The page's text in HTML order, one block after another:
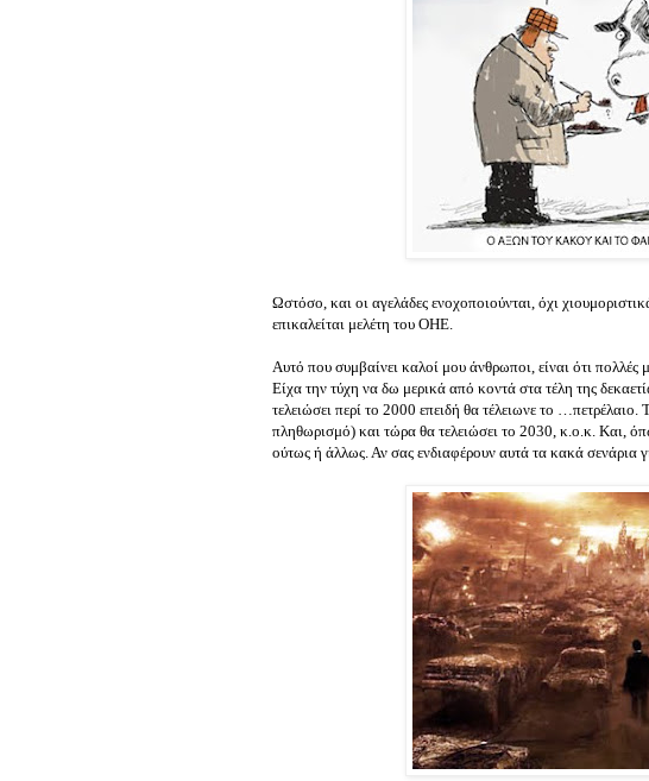
Ωστόσο, και οι αγελάδες ενοχοποιούνται, όχι
επικαλείται μελέτη του ΟΗΕ.
Αυτό που συμβαίνει καλοί μου άνθρωποι, είναι ότι πολλές
Είχα την τύχη να δω μερικά από κοντά στα τέλη της
τελειώσει περί το 2000 επειδή θα τέλειωνε το
πληθωρισμό) και τώρα θα τελειώσει το 2030, κ.ο.κ. Και,
ούτως ή άλλως. Αν σας ενδιαφέρουν αυτά τα κακά σενάρια